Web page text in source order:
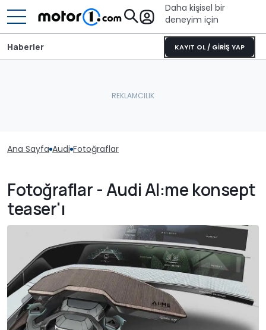
Daha kişisel bir
deneyim için
KAYIT OL / GİRİŞ YAP
Haberler
Ana Sayfa Audi Fotoğraflar
Fotoğraflar - Audi AI:me konsept
teaser'ı